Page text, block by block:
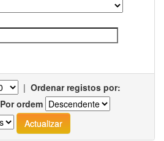
| Ordenar registos por:
Por ordem